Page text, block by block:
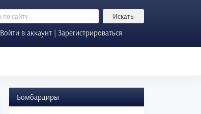
Искать
Войти в аккаунт | Зарегистрироваться
Бомбардиры